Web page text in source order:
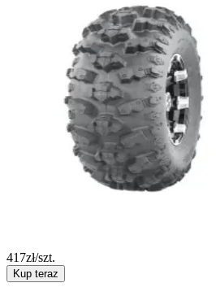
417zł/szt.
Kup teraz